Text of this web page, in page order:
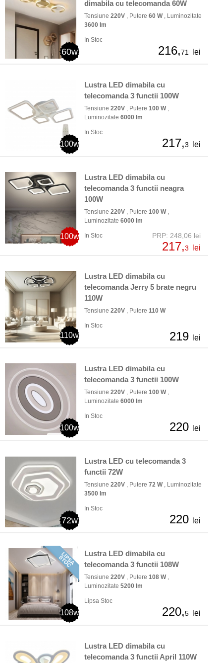
60w
dimabila cu telecomanda 60W
Tensiune 220V , Putere 60 W, Luminozitate
3600 lm
In Stoc
216,71 lei
100w
Lustra LED dimabila cu
telecomanda 3 functii 100W
Tensiune 220V , Putere 100 W,
Luminozitate 6000 lm
In Stoc
217,3 lei
100w
Lustra LED dimabila cu
telecomanda 3 functii neagra
100W
Tensiune 220V , Putere 100 W,
Luminozitate 6000 lm
In Stoc PRP: 248,06 lei
217,3 lei
110w
Lustra LED dimabila cu
telecomanda Jerry 5 brate negru
110W
Tensiune 220V , Putere 110 W
In Stoc
219 lei
100w
Lustra LED dimabila cu
telecomanda 3 functii 100W
Tensiune 220V , Putere 100 W,
Luminozitate 6000 lm
In Stoc
220 lei
72w
Lustra LED cu telecomanda 3
functii 72W
Tensiune 220V , Putere 72 W, Luminozitate
3500 lm
In Stoc
220 lei
108w
Lustra LED dimabila cu
telecomanda 3 functii 108W
Tensiune 220V , Putere 108 W,
Luminozitate 5200 lm
Lipsa Stoc
220,5 lei
Lustra LED dimabila cu
telecomanda 3 functii April 110W